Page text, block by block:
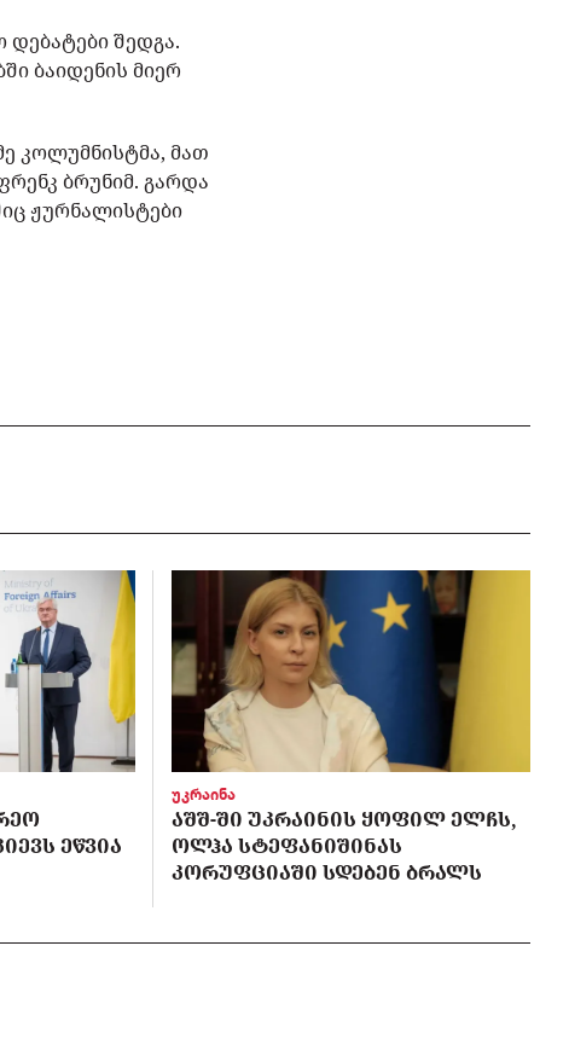
შედგა.
ბაიდენის მიერ
კოლუმნისტმა, მათ
ბრუნიმ. გარდა
ჟურნალისტები
ᲔᲬᲕᲘᲐ
უკრაინა
ᲐᲨᲨ-ᲨᲘ ᲣᲙᲠᲐᲘᲜᲘᲡ ᲧᲝᲤᲘᲚ ᲔᲚᲩᲡ,
ᲝᲚᲰᲐ ᲡᲢᲔᲤᲐᲜᲘᲨᲘᲜᲐᲡ
ᲙᲝᲠᲣᲤᲪᲘᲐᲨᲘ ᲡᲓᲔᲑᲔᲜ ᲑᲠᲐᲚᲡ